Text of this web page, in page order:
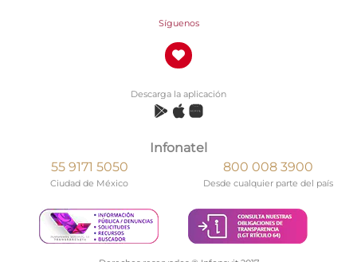
Síguenos
Descarga la aplicación
Infonatel
55 9171 5050
Ciudad de México
800 008 3900
Desde cualquier parte del país